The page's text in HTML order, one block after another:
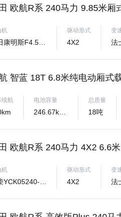
欧航R系 240马力 9.85米厢
机 驱动形式
4X2
变
智蓝 18T 6.8米纯电动厢式
续航 电池容量 总质量
18吨
欧航R系 240马力 4X2 6.6
机 驱动形式
4X2
变